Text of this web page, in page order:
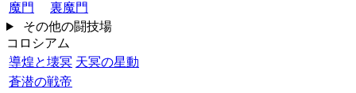
魔門
裏魔門
その他の闘技場
コロシアム
導煌と壊冥 天冥の星動
蒼潜の戦帝